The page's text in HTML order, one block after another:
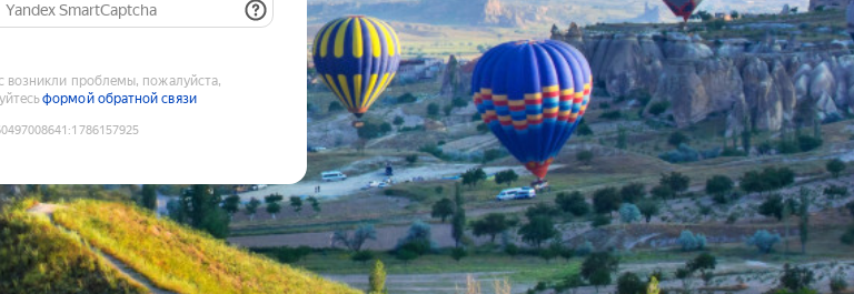
Yandex SmartCaptcha
возникли проблемы, пожалуйста,
формой обратной связи
:1786157925